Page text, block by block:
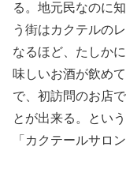
る。地元民なのに
う街はカクテルの
なるほど、たしか
味しいお酒が飲め
で、初訪問のお店
とが出来る。とい
「カクテールサロ